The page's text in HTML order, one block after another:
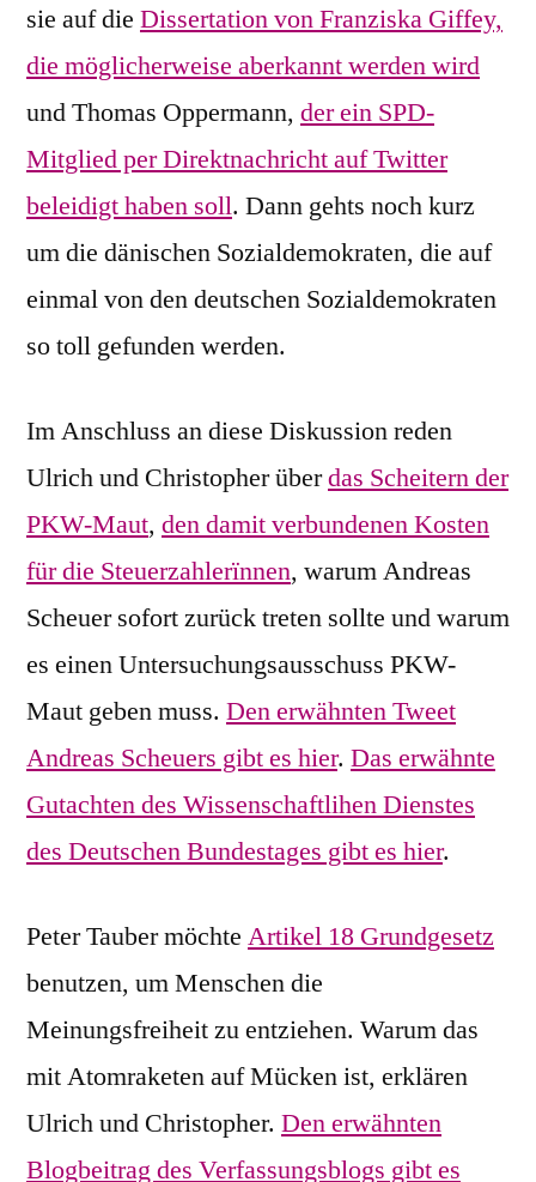
sie auf die Dissertation von Franziska Giffey,
die möglicherweise aberkannt werden wird
und Thomas Oppermann, der ein SPD-
Mitglied per Direktnachricht auf Twitter
beleidigt haben soll. Dann gehts noch kurz
um die dänischen Sozialdemokraten, die auf
einmal von den deutschen Sozialdemokraten
so toll gefunden werden.
Im Anschluss an diese Diskussion reden
Ulrich und Christopher überdas Scheitern der
PKW-Maut, den damit verbundenen Kosten
für die Steuerzahlerïnnen, warum Andreas
Scheuer sofort zurück treten sollte und warum
es einen Untersuchungsausschuss PKW-
Maut geben muss. Den erwähnten Tweet
Andreas Scheuers gibt es hier. Das erwähnte
Gutachten des Wissenschaftlihen Dienstes
des Deutschen Bundestages gibt es hier.
Peter Tauber möchte Artikel 18 Grundgesetz
benutzen, um Menschen die
Meinungsfreiheit zu entziehen. Warum das
mit Atomraketen auf Mücken ist, erklären
Ulrich und Christopher. Den erwähnten
Blogbeitrag des Verfassungsblogs gibt es